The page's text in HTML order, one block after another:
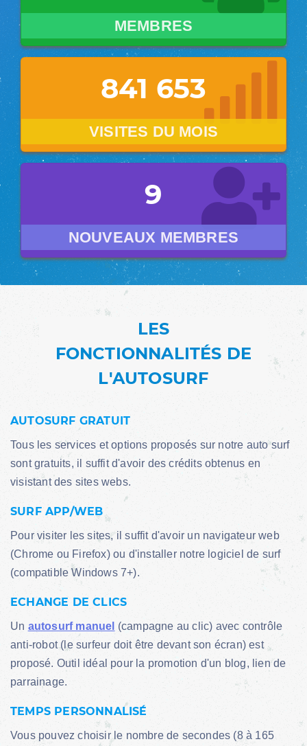
MEMBRES
841 668
VISITES DU MOIS
9
NOUVEAUX MEMBRES
LES
FONCTIONNALITÉS DE
L'AUTOSURF
AUTOSURF GRATUIT
Tous les services et options proposés sur notre auto surf
sont gratuits, il suffit d'avoir des crédits obtenus en
visistant des sites webs.
SURF APP/WEB
Pour visiter les sites, il suffit d'avoir un navigateur web
(Chrome ou Firefox) ou d'installer notre logiciel de surf
(compatible Windows 7+).
ECHANGE DE CLICS
Un autosurf manuel (campagne au clic) avec contrôle
anti-robot (le surfeur doit être devant son écran) est
proposé. Outil idéal pour la promotion d'un blog, lien de
parrainage.
TEMPS PERSONNALISÉ
Vous pouvez choisir le nombre de secondes (8 à 165